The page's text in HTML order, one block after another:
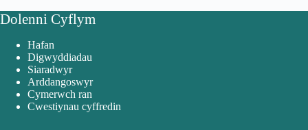
Dolenni Cyflym
Hafan
Digwyddiadau
Siaradwyr
Arddangoswyr
Cymerwch ran
Cwestiynau cyffredin